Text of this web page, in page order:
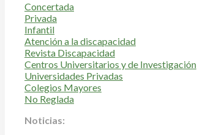
Concertada
Privada
Infantil
Atención a la discapacidad
Revista Discapacidad
Centros Universitarios y de Investigación
Universidades Privadas
Colegios Mayores
No Reglada
Noticias: